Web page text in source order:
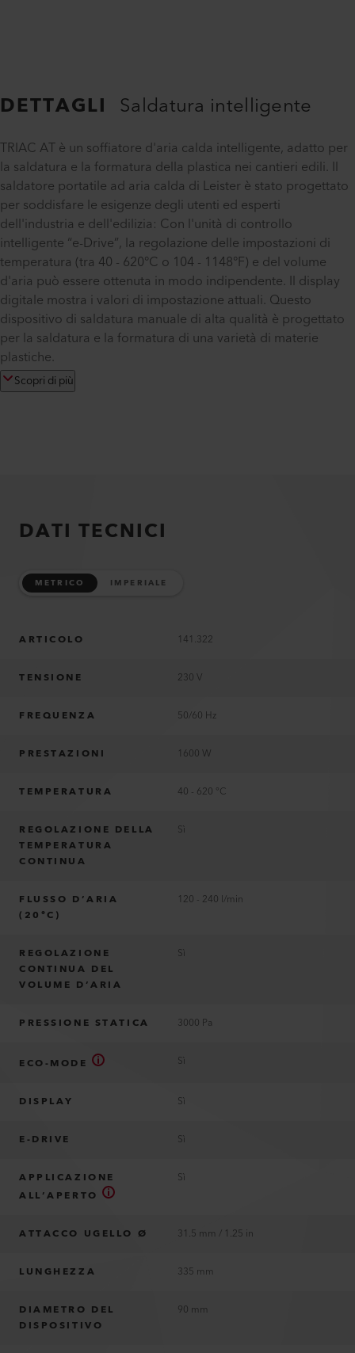
DETTAGLI Saldatura intelligente
TRIAC AT è un soffiatore d'aria calda intelligente, adatto per
la saldatura e la formatura della plastica nei cantieri edili. Il
saldatore portatile ad aria calda di Leister è stato progettato
per soddisfare le esigenze degli utenti ed esperti
dell'industria e dell'edilizia: Con l'unità di controllo
intelligente “e-Drive”, la regolazione delle impostazioni di
temperatura (tra 40 - 620°C o 104 - 1148°F) e del volume
d'aria può essere ottenuta in modo indipendente. Il display
digitale mostra i valori di impostazione attuali. Questo
dispositivo di saldatura manuale di alta qualità è progettato
per la saldatura e la formatura di una varietà di materie
plastiche.
Scopri di più
DATI TECNICI
METRICO IMPERIALE
ARTICOLO 141.322
TENSIONE 230 V
FREQUENZA 50/60 Hz
PRESTAZIONI 1600 W
TEMPERATURA 40 - 620 °C
REGOLAZIONE DELLA
TEMPERATURA
CONTINUA
Sì
FLUSSO D’ARIA
(20°C)
120 - 240 l/min
REGOLAZIONE
CONTINUA DEL
VOLUME D’ARIA
Sì
PRESSIONE STATICA 3000 Pa
ECO-MODE Sì
DISPLAY Sì
E-DRIVE Sì
APPLICAZIONE
ALL’APERTO
Sì
ATTACCO UGELLO Ø 31.5 mm / 1.25 in
LUNGHEZZA 335 mm
DIAMETRO DEL
DISPOSITIVO
90 mm